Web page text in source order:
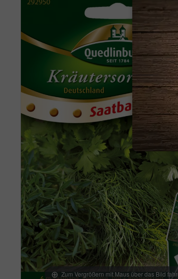
Zum Vergrößern mit Maus über das Bild